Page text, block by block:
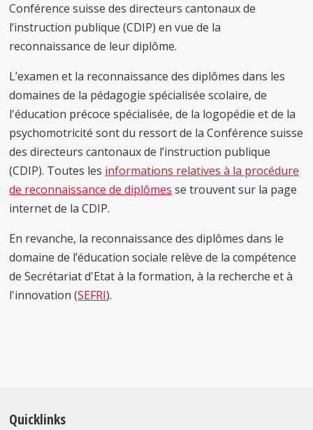
Conférence suisse des directeurs cantonaux de
l’instruction publique (CDIP) en vue de la
reconnaissance de leur diplôme.
L’examen et la reconnaissance des diplômes dans les
domaines de la pédagogie spécialisée scolaire, de
l'éducation précoce spécialisée, de la logopédie et de la
psychomotricité sont du ressort de la Conférence suisse
des directeurs cantonaux de l’instruction publique
(CDIP). Toutes les informations relatives à la procédure
de reconnaissance de diplômes se trouvent sur la page
internet de la CDIP.
En revanche, la reconnaissance des diplômes dans le
domaine de l’éducation sociale relève de la compétence
de Secrétariat d'Etat à la formation, à la recherche et à
l'innovation (SEFRI).
Quicklinks